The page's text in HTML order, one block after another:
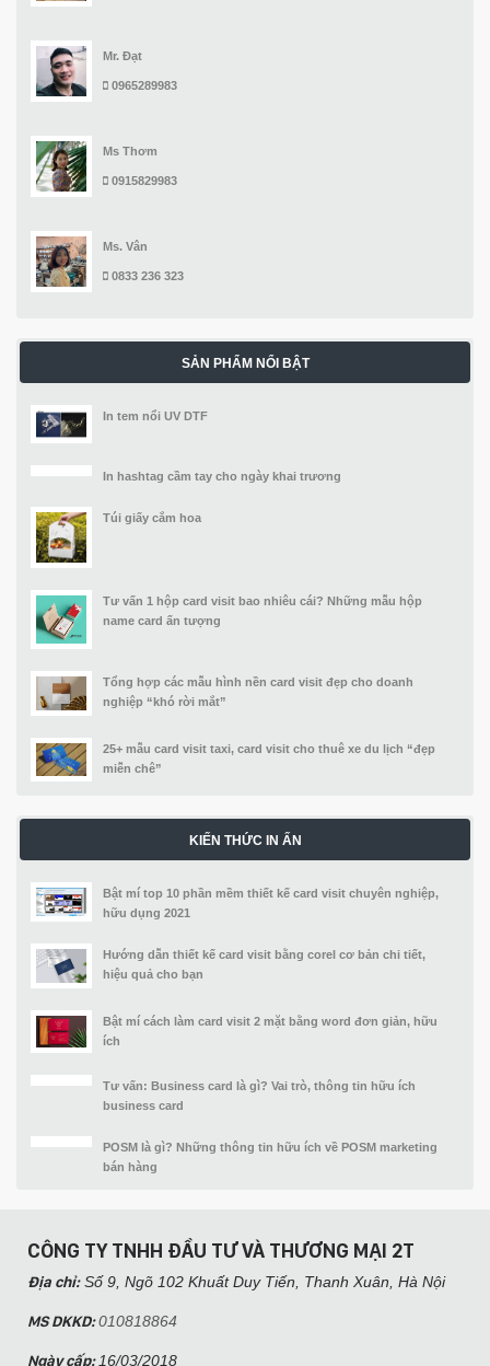
Mr. Đạt
0965289983
Ms Thơm
0915829983
Ms. Vân
0833 236 323
SẢN PHẨM NỔI BẬT
In tem nổi UV DTF
In hashtag cầm tay cho ngày khai trương
Túi giấy cắm hoa
Tư vấn 1 hộp card visit bao nhiêu cái? Những mẫu hộp
name card ấn tượng
Tổng hợp các mẫu hình nền card visit đẹp cho doanh
nghiệp “khó rời mắt”
25+ mẫu card visit taxi, card visit cho thuê xe du lịch “đẹp
miễn chê”
KIẾN THỨC IN ẤN
Bật mí top 10 phần mềm thiết kế card visit chuyên nghiệp,
hữu dụng 2021
Hướng dẫn thiết kế card visit bằng corel cơ bản chi tiết,
hiệu quả cho bạn
Bật mí cách làm card visit 2 mặt bằng word đơn giản, hữu
ích
Tư vấn: Business card là gì? Vai trò, thông tin hữu ích
business card
POSM là gì? Những thông tin hữu ích về POSM marketing
bán hàng
CÔNG TY TNHH ĐẦU TƯ VÀ THƯƠNG MẠI 2T
Địa chỉ:Số 9, Ngõ 102 Khuất Duy Tiến, Thanh Xuân, Hà Nội​
MS DKKD:010818864
Ngày cấp: 16/03/2018